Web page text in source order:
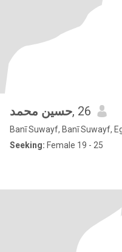
حسين محمد, 26
Banī Suwayf, Banī Suwayf,
Seeking: Female 19 - 25